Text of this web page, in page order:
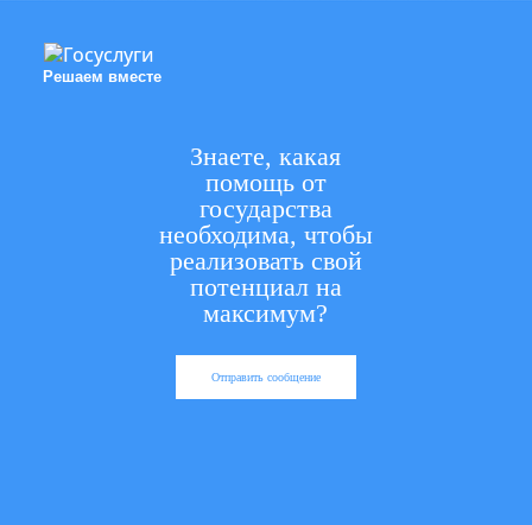
Решаем вместе
Знаете, какая
помощь от
государства
необходима, чтобы
реализовать свой
потенциал на
максимум?
Отправить сообщение